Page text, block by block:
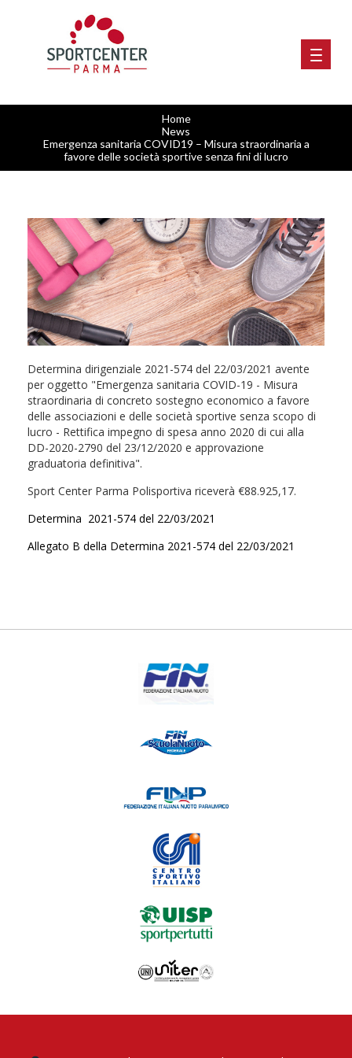
Home
News
Emergenza sanitaria COVID19 – Misura straordinaria a
favore delle società sportive senza fini di lucro
Determina dirigenziale 2021-574 del 22/03/2021 avente
per oggetto "Emergenza sanitaria COVID-19 - Misura
straordinaria di concreto sostegno economico a favore
delle associazioni e delle società sportive senza scopo di
lucro - Rettifica impegno di spesa anno 2020 di cui alla
DD-2020-2790 del 23/12/2020 e approvazione
graduatoria definitiva".
Sport Center Parma Polisportiva riceverà €88.925,17.
Determina 2021-574 del 22/03/2021
Allegato B della Determina 2021-574 del 22/03/2021